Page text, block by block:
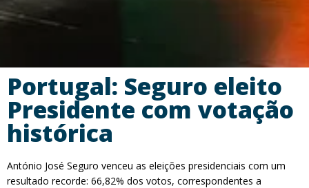
Portugal: Seguro eleito
Presidente com votação
histórica
António José Seguro venceu as eleições presidenciais com um
resultado recorde: 66,82% dos votos, correspondentes a